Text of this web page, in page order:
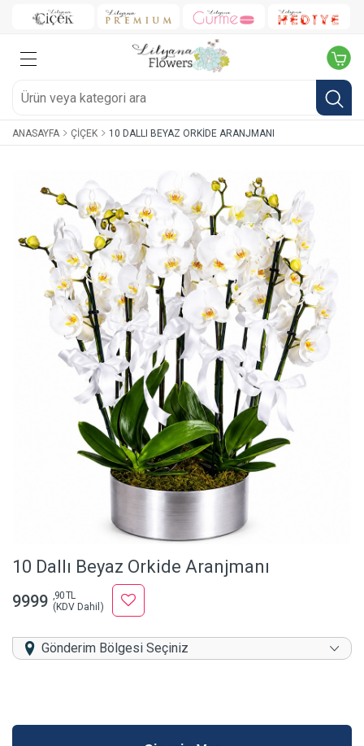
ANASAYFA ÇIÇEK 10 DALLI BEYAZ ORKIDE ARANJMANI
10 Dallı Beyaz Orkide Aranjmanı
9999 ,90 TL
(KDV Dahil)
Gönderim Bölgesi Seçiniz